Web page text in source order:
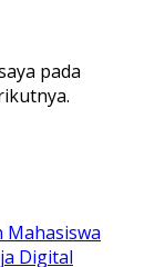
pada